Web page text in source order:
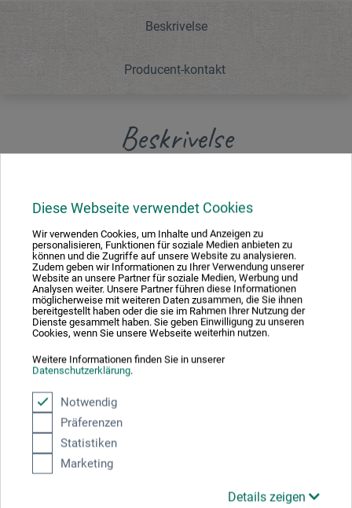
Diese Webseite verwendet Cookies
Wir verwenden Cookies, um Inhalte und Anzeigen zu
personalisieren, Funktionen für soziale Medien anbieten zu
können und die Zugriffe auf unsere Website zu analysieren.
Zudem geben wir Informationen zu Ihrer Verwendung unserer
Website an unsere Partner für soziale Medien, Werbung und
Analysen weiter. Unsere Partner führen diese Informationen
möglicherweise mit weiteren Daten zusammen, die Sie ihnen
bereitgestellt haben oder die sie im Rahmen Ihrer Nutzung der
Dienste gesammelt haben. Sie geben Einwilligung zu unseren
Cookies, wenn Sie unsere Webseite weiterhin nutzen.
Weitere Informationen finden Sie in unserer
Datenschutzerklärung.
Notwendig
Präferenzen
Statistiken
Marketing
Details zeigen
Beskrivelse
Producent-kontakt
Beskrivelse
12 halve brikker, en rødmårspensel, der kan opbevares i
Producent-kontakt
Her finder du producentens kontaktoplysninger for dette
Colart Northern Europe GmbH
Gutenbergstr. 4
63477 Maintal